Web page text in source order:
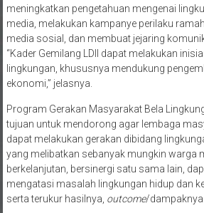
meningkatkan pengetahuan mengenai
media, melakukan kampanye perilaku
media sosial, dan membuat jejaring
“Kader Gemilang LDII dapat melakukan
lingkungan, khususnya mendukung
ekonomi,” jelasnya.
Program Gerakan Masyarakat Bela
tujuan untuk mendorong agar lembaga
dapat melakukan gerakan dibidang
yang melibatkan sebanyak mungkin warga
berkelanjutan, bersinergi satu sama lain,
mengatasi masalah lingkungan hidup dan
serta terukur hasilnya, outcome/dampaknya.